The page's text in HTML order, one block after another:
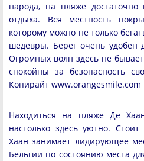
народа, на пляже достаточно
отдыха. Вся местность
которому можно не только
шедевры. Берег очень удобен
Огромных волн здесь не
спокойны за безопасность
Копирайт www.orangesmile.com
Находиться на пляже Де
настолько здесь уютно.
Хаан занимает лидирующее
Бельгии по состоянию места